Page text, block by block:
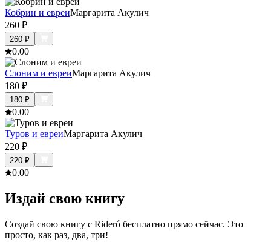
Кобрин и евреиМаргарита Акулич
260 ₽
260 ₽
0.00
Слоним и евреиМаргарита Акулич
180 ₽
180 ₽
0.00
Туров и евреиМаргарита Акулич
220 ₽
220 ₽
0.00
Издай свою книгу
Создай свою книгу с Rideró бесплатно прямо сейчас. Это
просто, как раз, два, три!